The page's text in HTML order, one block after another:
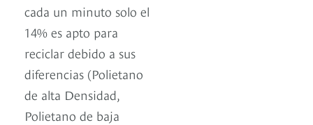
cada un minuto solo el
14% es apto para
reciclar debido a sus
diferencias (Polietano
de alta Densidad,
Polietano de baja